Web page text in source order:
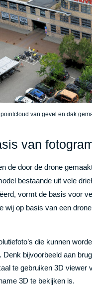
van gevel en dak
van
de door de drone
bestaande uit vele
vormt de basis voor
wij op basis van een
die kunnen
Denk bijvoorbeeld aan
te gebruiken 3D viewer
3D te bekijken is.